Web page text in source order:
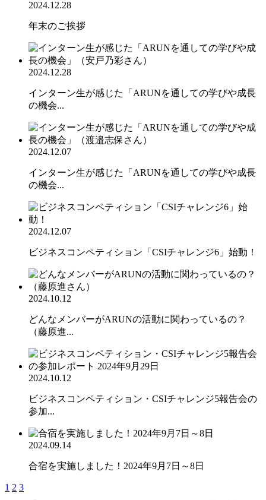
2024.12.28
年末のご挨拶
2024.12.28
インターン生が感じた「ARUNを通しての学びや成長
の機会...
2024.12.07
インターン生が感じた「ARUNを通しての学びや成長
の機会...
2024.12.07
ビジネスコンペティション「CSIチャレンジ6」始動！
2024.10.12
どんなメンバーがARUNの活動に関わっているの？
（藤原進...
2024.10.12
ビジネスコンペティション・CSIチャレンジ5報告会の
参加...
2024.09.14
合宿を実施しました！2024年9月7日～8日
1 2 3